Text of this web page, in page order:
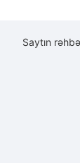
Saytın